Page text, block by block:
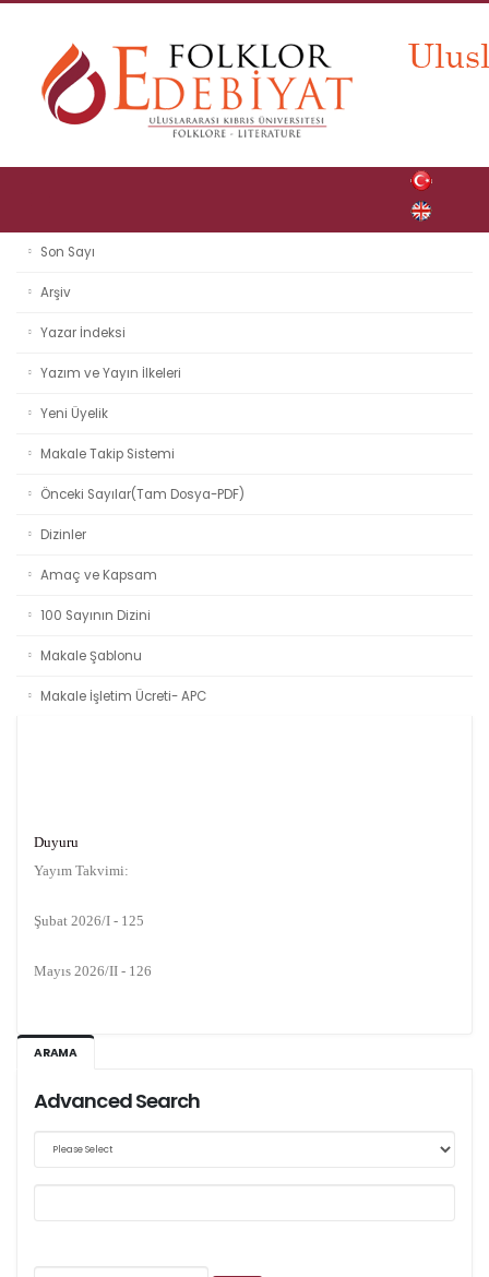
Son Sayı
Arşiv
Yazar İndeksi
Yazım ve Yayın İlkeleri
Yeni Üyelik
Makale Takip Sistemi
Önceki Sayılar(Tam Dosya-PDF)
Dizinler
Amaç ve Kapsam
100 Sayının Dizini
Makale Şablonu
Makale İşletim Ücreti- APC
Duyuru
Yayım Takvimi:
Şubat 2026/I - 125
Mayıs 2026/II - 126
ARAMA
Advanced Search